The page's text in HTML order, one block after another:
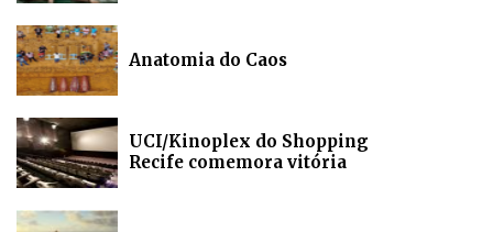
Anatomia do Caos
UCI/Kinoplex do Shopping
Recife comemora vitória